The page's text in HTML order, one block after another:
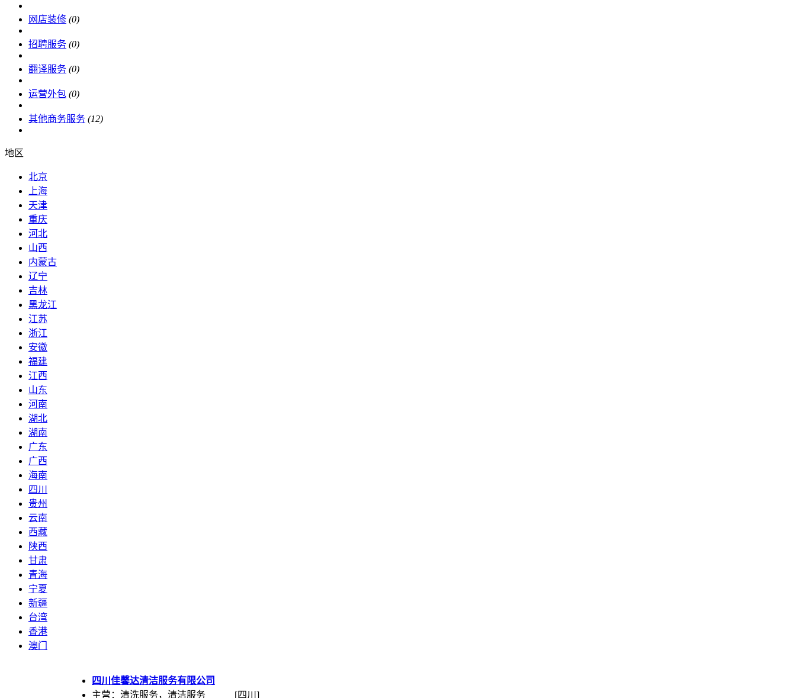
网店装修 (0)
招聘服务 (0)
翻译服务 (0)
运营外包 (0)
其他商务服务 (12)
地区
北京
上海
天津
重庆
河北
山西
内蒙古
辽宁
吉林
黑龙江
江苏
浙江
安徽
福建
江西
山东
河南
湖北
湖南
广东
广西
海南
四川
贵州
云南
西藏
陕西
甘肃
青海
宁夏
新疆
台湾
香港
澳门
四川佳馨达清洁服务有限公司
主营：清洗服务，清洁服务
[四川]